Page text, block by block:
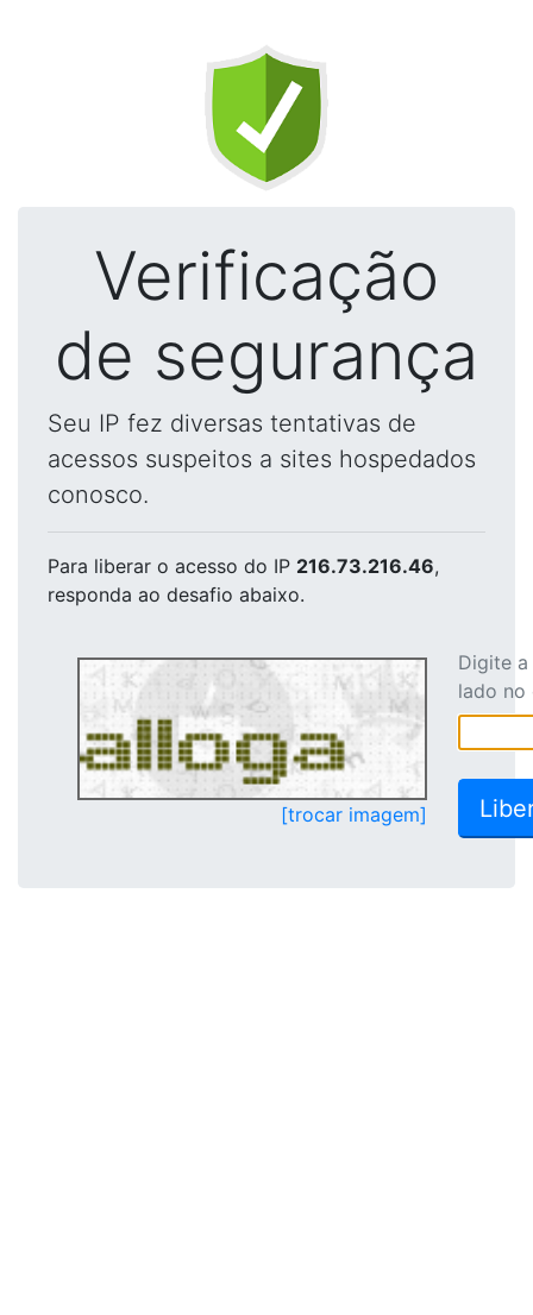
Verificação
de segurança
Seu IP fez diversas tentativas de
acessos suspeitos a sites hospedados
conosco.
Para liberar o acesso do IP 216.73.216.46,
responda ao desafio abaixo.
[trocar imagem]
Digite
lado no